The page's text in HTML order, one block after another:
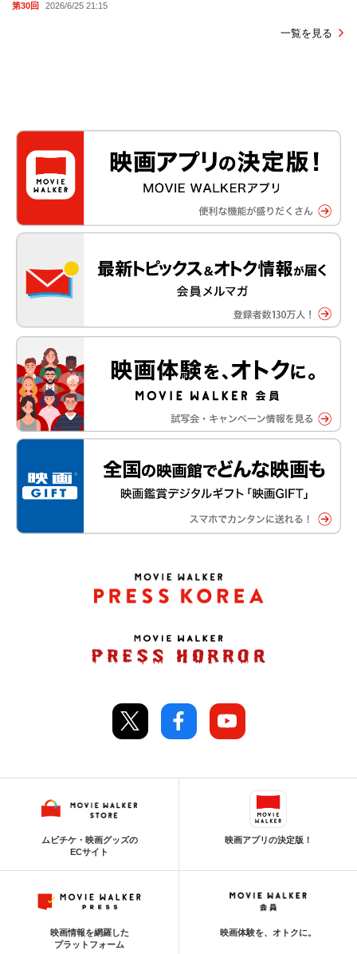
第30回 2026/6/25 21:15
一覧を見る
ムビチケ・映画グッズの
ECサイト
映画アプリの決定版！
映画情報を網羅した
プラットフォーム
映画体験を、オトクに。